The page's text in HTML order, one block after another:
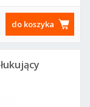
do koszyka